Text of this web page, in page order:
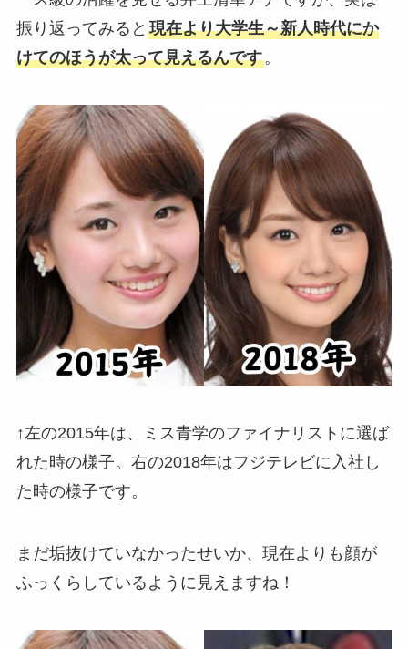
振り返ってみると 現在より大学生～新人時代にか
けてのほうが太って見えるんです。
↑左の2015年は、ミス青学のファイナリストに選ば
れた時の様子。右の2018年はフジテレビに入社し
た時の様子です。
まだ垢抜けていなかったせいか、現在よりも顔が
ふっくらしているように見えますね！